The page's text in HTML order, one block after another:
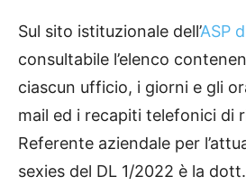
Sul sito istituzionale dell’ASP
consultabile l’elenco
ciascun ufficio, i giorni e gli
mail ed i recapiti telefonici di
Referente aziendale per
sexies del DL 1/2022 è la